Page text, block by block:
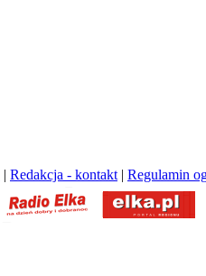
| Redakcja - kontakt | Regulamin